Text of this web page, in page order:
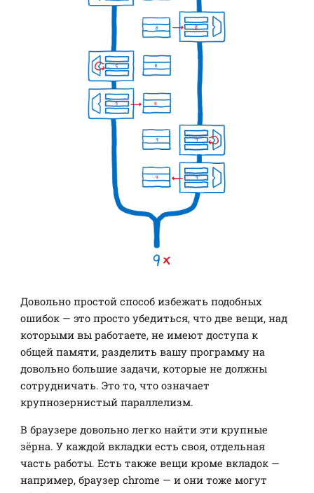
Довольно простой способ избежать подобных
ошибок — это просто убедиться, что две вещи, над
которыми вы работаете, не имеют доступа к
общей памяти, разделить вашу программу на
довольно большие задачи, которые не должны
сотрудничать. Это то, что означает
крупнозернистый параллелизм.
В браузере довольно легко найти эти крупные
зёрна. У каждой вкладки есть своя, отдельная
часть работы. Есть также вещи кроме вкладок —
например, браузер chrome — и они тоже могут